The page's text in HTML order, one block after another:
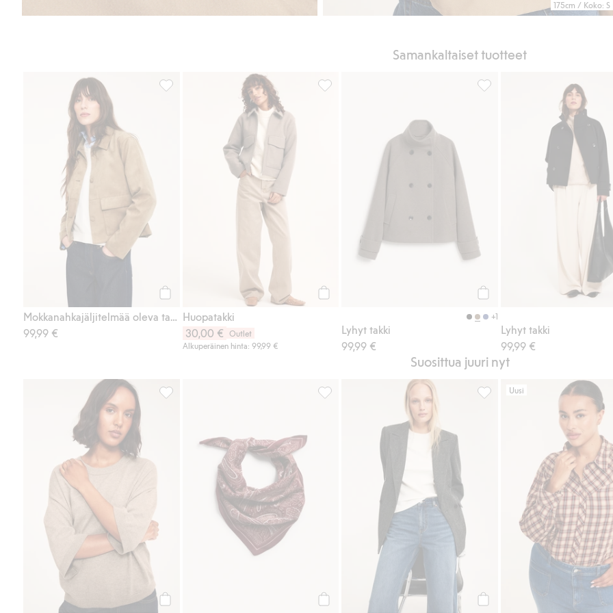
175cm / Koko: S
Samankaltaiset tuotteet
99,99 €
Mokkanahkajäljitelmää oleva takki, Lisää suosikkeihin
Huopatakki
30,00 €
Outlet
Alkuperäinen hinta: 99,99 €
+1
Lyhyt takki
99,99 €
Lyhyt takki, Lisää suosikkeihin
Lyhyt takki
99,99 €
Suosittua juuri nyt
Paisley-kuvioinen huivi, Lisää suosikkeihinWide jeans high waist, Lisää
Uusi